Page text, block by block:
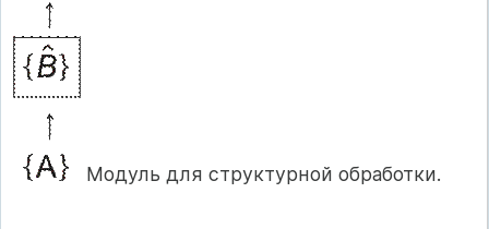
Модуль для структурной обработки.